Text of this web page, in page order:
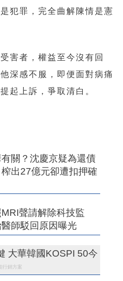
犯罪，完全曲解陳情是憲
害者，權益至今沒有回
深感不服，即便面對病痛
起上訴，爭取清白。
關？沈慶京疑為還債
出27億元卻遭扣押確
聲請解除科技監
師駁回原因曝光
大華韓國KOSPI 50今
行銷方案